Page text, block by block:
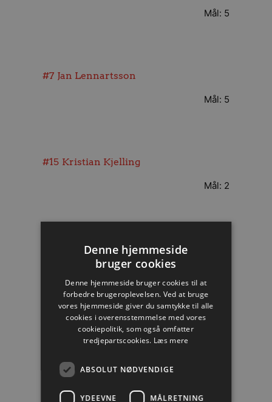
Mål: 5
#7 Jan Lennartsson
Mål: 5
#15 Kristian Kjelling
Mål: 2
Jacob Bagersted
Jonas Larholm
Denne hjemmeside
bruger cookies
Denne hjemmeside bruger cookies til at
forbedre brugeroplevelsen. Ved at bruge
vores hjemmeside giver du samtykke til alle
cookies i overensstemmelse med vores
cookiepolitik, som også omfatter
tredjepartscookies. Læs mere
ABSOLUT NØDVENDIGE
YDEEVNE MÅLRETNING